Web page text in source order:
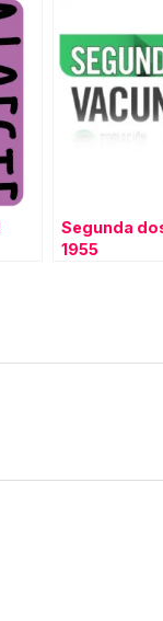
Segunda
1955